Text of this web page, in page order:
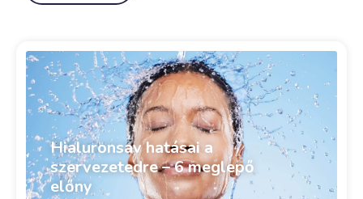
Hialuronsav hatásai a
szervezetedre – 6 meglepő
előny